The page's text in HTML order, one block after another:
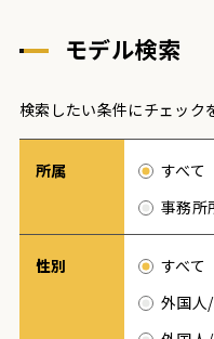
モデル検索
検索したい条件にチェック
所属 すべて
事務所
性別 すべて
外国人